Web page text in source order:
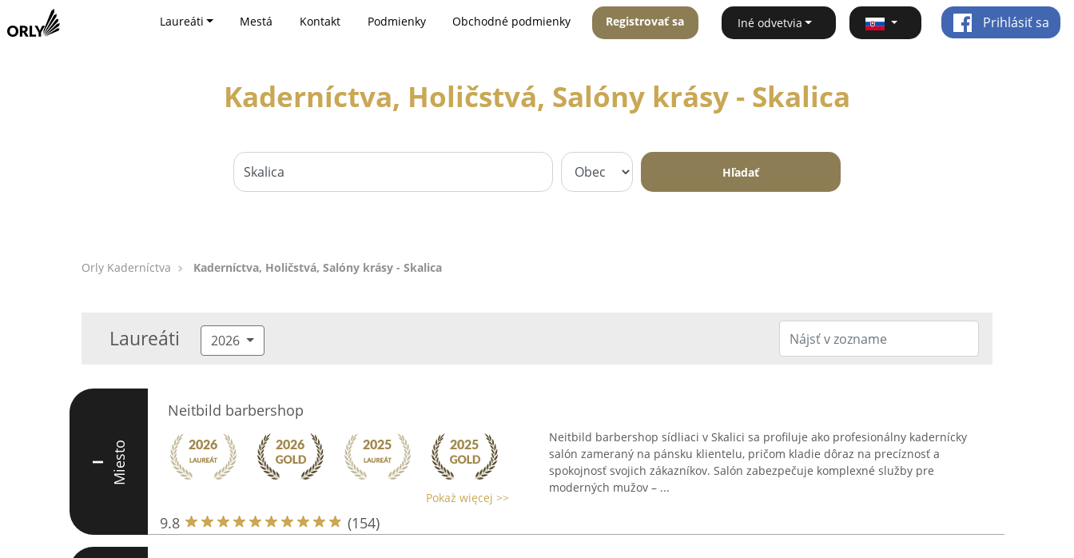
Laureáti Mestá Kontakt Podmienky Obchodné podmienky Registrovať sa Iné odvetvia Prihlásiť sa
Kaderníctva, Holičstvá, Salóny krásy - Skalica
Hľadať
Orly Kaderníctva Kaderníctva, Holičstvá, Salóny krásy - Skalica
Laureáti 2026
I Miesto
Neitbild barbershop
Pokaż więcej >>
9.8 (154)
Neitbild barbershop sídliaci v Skalici sa profiluje ako profesionálny kadernícky
salón zameraný na pánsku klientelu, pričom kladie dôraz na precíznosť a
spokojnosť svojich zákazníkov. Salón zabezpečuje komplexné služby pre
moderných mužov – ...